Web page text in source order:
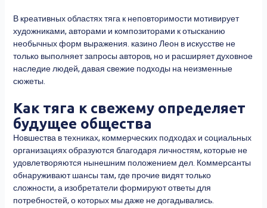
В креативных областях тяга к неповторимости мотивирует
художниками, авторами и композиторами к отысканию
необычных форм выражения. казино Леон в искусстве не
только выполняет запросы авторов, но и расширяет духовное
наследие людей, давая свежие подходы на неизменные
сюжеты.
Как тяга к свежему определяет
будущее общества
Новшества в техниках, коммерческих подходах и социальных
организациях образуются благодаря личностям, которые не
удовлетворяются нынешним положением дел. Коммерсанты
обнаруживают шансы там, где прочие видят только
сложности, а изобретатели формируют ответы для
потребностей, о которых мы даже не догадывались.